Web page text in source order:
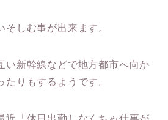
しむ事が出来ます。
い新幹線などで地方都市へ向か
たりもするようです。